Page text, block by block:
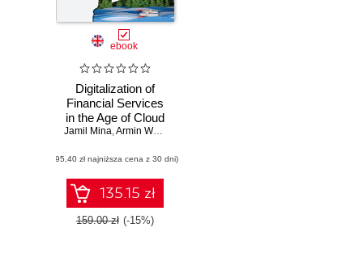
ebook
Digitalization of
Financial Services
in the Age of Cloud
Jamil Mina,Armin Warda
(95,40 zł najniższa cena z 30 dni)
135.15 zł
159.00 zł (-15%)